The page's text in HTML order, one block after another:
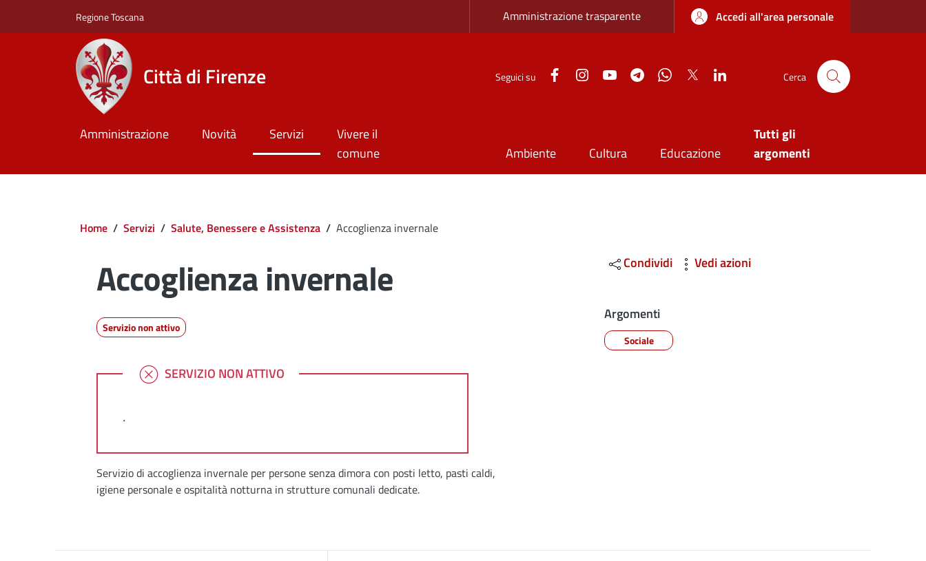
Regione Toscana Zona superiore sottile
Amministrazione trasparente Accedi all'area personale
Città di Firenze Seguici su FacebookInstagramYouTubeTelegramWhatsApp
Twitter Cerca
Amministrazione Novità Servizi
Vivere il
comune
Ambiente Cultura Educazione
Tutti gli
argomenti
Briciole di pane
Home / Servizi / Salute, Benessere e Assistenza / Accoglienza invernale
Accoglienza invernale
Servizio non attivo
SERVIZIO NON ATTIVO
SERVIZIO NON ATTIVO
.
Dettagli
Servizio di accoglienza invernale per persone senza dimora con posti letto, pasti caldi,
igiene personale e ospitalità notturna in strutture comunali dedicate.
Condividi Vedi azioni
Argomenti
Sociale